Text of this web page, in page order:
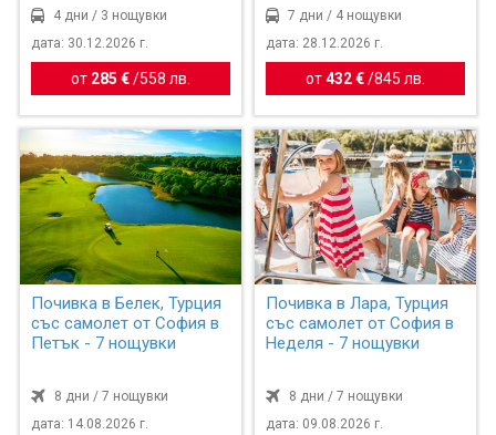
4 дни / 3 нощувки
дата: 30.12.2026 г.
от 285 € /558 лв.
7 дни / 4 нощувки
дата: 28.12.2026 г.
от432 €/845 лв.
Почивка в Белек, Турция
със самолет от София в
Петък - 7 нощувки
8 дни / 7 нощувки
дата: 14.08.2026 г.
Почивка в Лара, Турция
със самолет от София в
Неделя - 7 нощувки
8 дни / 7 нощувки
дата: 09.08.2026 г.